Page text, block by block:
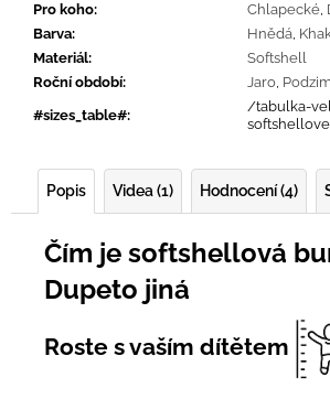
Pro koho: Chlapecké,
Barva: Hnědá,
Materiál:
Softshell
Roční období: Jaro, Podzim
#sizes_table#:
/tabulka-
Popis Videa (1) Hodnocení (4)
Čím je softshellová
Dupeto jiná
Roste s vaším dítětem